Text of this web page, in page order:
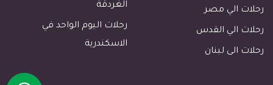
رحلات مرسى مطروح
رحلات مرسي علم
رحلات الجونة
رحلات الي مصر
رحلات الي القدس
رحلات الى لبنان
الغردقة
رحلات اليوم الواحد في
الاسكندرية